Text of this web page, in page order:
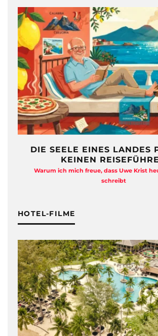
DIE SEELE EINES LANDES
KEINEN
Warum ich mich freue, dass Uwe Krist
schreibt
HOTEL-FILME